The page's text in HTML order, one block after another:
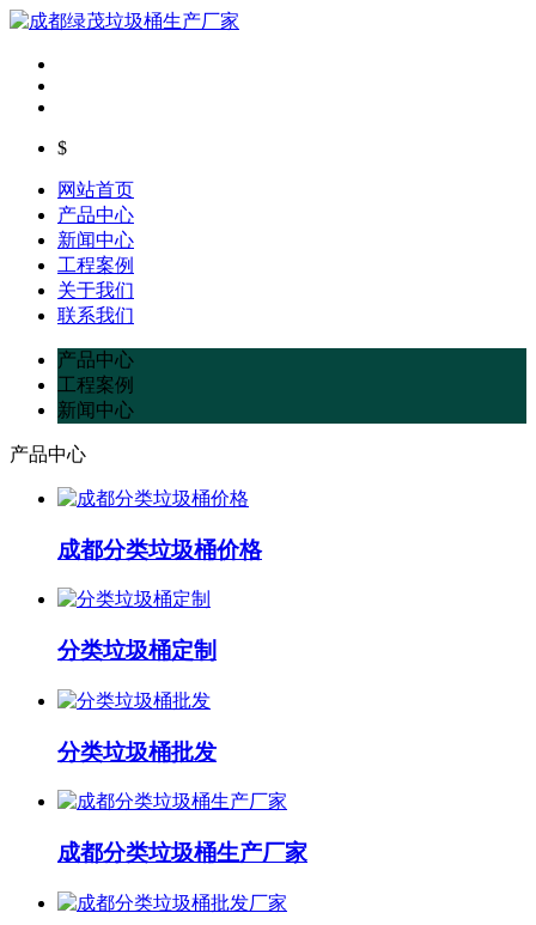
$
网站首页
产品中心
新闻中心
工程案例
关于我们
联系我们
产品中心
工程案例
新闻中心
产品中心
成都分类垃圾桶价格
分类垃圾桶定制
分类垃圾桶批发
成都分类垃圾桶生产厂家